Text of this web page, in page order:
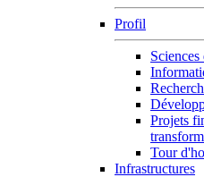
Profil
Projets
Tour
Infrastructures